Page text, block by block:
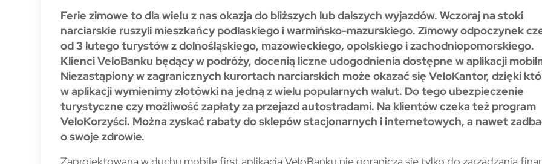
Ferie zimowe to dla wielu z nas okazja do bliższych lub dalszych wyjazdów. Wczoraj na stoki
narciarskie ruszyli mieszkańcy podlaskiego i warmińsko-mazurskiego. Zimowy odpoczynek
od 3 lutego turystów z dolnośląskiego, mazowieckiego, opolskiego i zachodniopomorskiego.
Klienci VeloBanku będący w podróży, docenią liczne udogodnienia dostępne w aplikacji
Niezastąpiony w zagranicznych kurortach narciarskich może okazać się VeloKantor, dzięki
w aplikacji wymienimy złotówki na jedną z wielu popularnych walut. Do tego ubezpieczenie
turystyczne czy możliwość zapłaty za przejazd autostradami. Na klientów czeka też program
VeloKorzyści. Można zyskać rabaty do sklepów stacjonarnych i internetowych, a nawet
o swoje zdrowie.